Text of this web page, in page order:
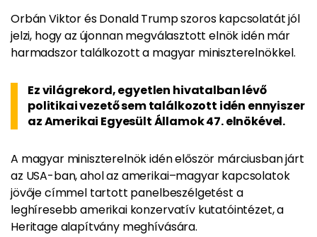
Orbán Viktor és Donald Trump szoros kapcsolatát jól
jelzi, hogy az újonnan megválasztott elnök idén már
harmadszor találkozott a magyar miniszterelnökkel.
Ez világrekord, egyetlen hivatalban lévő
politikai vezető sem találkozott idén ennyiszer
az Amerikai Egyesült Államok 47. elnökével.
A magyar miniszterelnök idén először márciusban járt
az USA-ban, ahol az amerikai–magyar kapcsolatok
jövője címmel tartott panelbeszélgetést a
leghíresebb amerikai konzervatív kutatóintézet, a
Heritage alapítvány meghívására.